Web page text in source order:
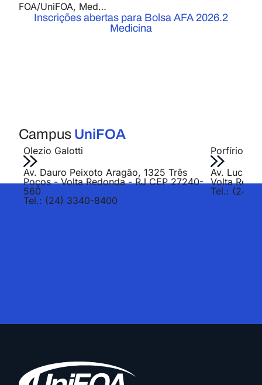
FOA/UniFOA, Medicina
Inscrições abertas para Bolsa AFA 2026.2
Medicina
Campus UniFOA
Olezio Galotti
Av. Dauro Peixoto Aragão, 1325 Três
Poços - Volta Redonda - RJ CEP 27240-
560
Tel.: (24) 3340-8400
Porfírio
Av. Lucas
Volta
Tel.: (24)